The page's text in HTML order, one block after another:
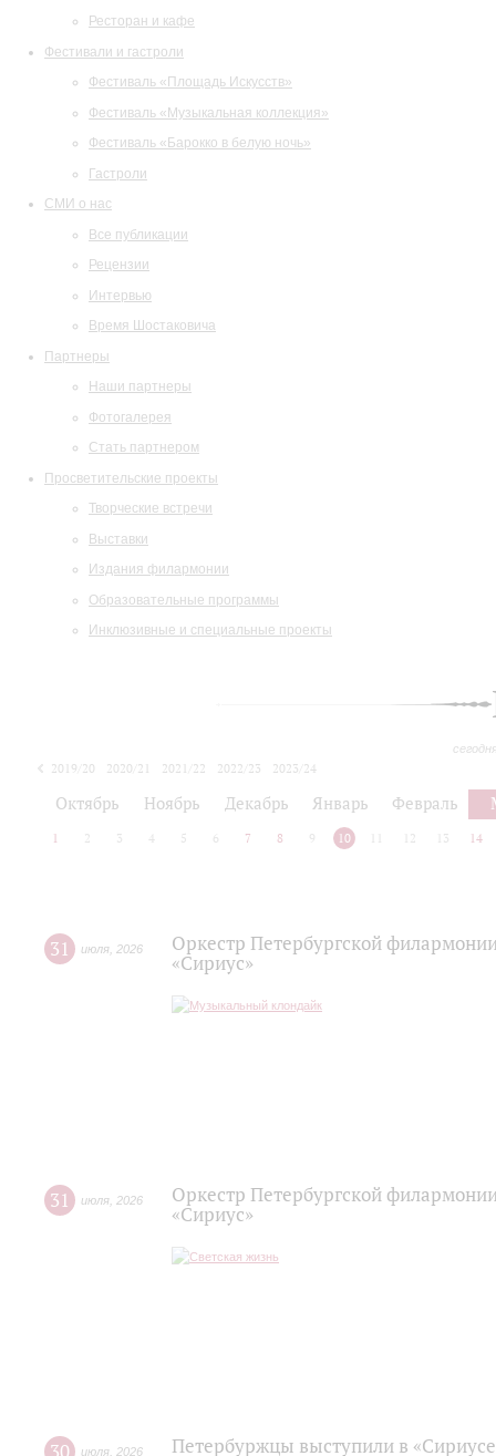
Ресторан и кафе
Фестивали и гастроли
Фестиваль «Площадь Искусств»
Фестиваль «Музыкальная коллекция»
Фестиваль «Барокко в белую ночь»
Гастроли
СМИ о нас
Все публикации
Рецензии
Интервью
Время Шостаковича
Партнеры
Наши партнеры
Фотогалерея
Стать партнером
Просветительские проекты
Творческие встречи
Выставки
Издания филармонии
Образовательные программы
Инклюзивные и специальные проекты
2019/20 2020/21 2021/22 2022/23
2023/24
Октябрь Ноябрь Декабрь Январь Февраль
1 2 3 4 5 6 7 8 9 10 12 13 14
31 июля 2026
Оркестр Петербургской
«Сириус»
31 июля 2026
Оркестр Петербургской
«Сириус»
июля 2026 Петербуржцы выступили в